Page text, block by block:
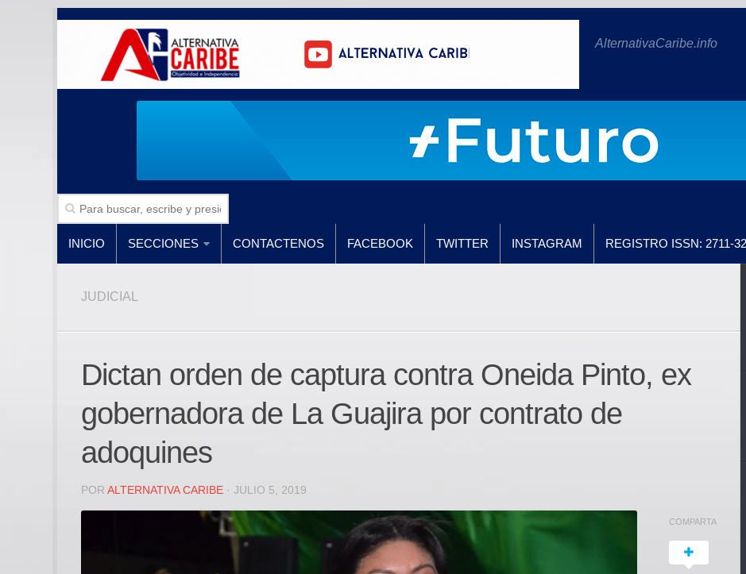
AlternativaCaribe.info
INICIO SECCIONES CONTACTENOS FACEBOOK TWITTER INSTAGRAM REGISTRO ISSN: 2711-
JUDICIAL
Dictan orden de captura contra Oneida Pinto, ex
gobernadora de La Guajira por contrato de
adoquines
POR ALTERNATIVA CARIBE · JULIO 5, 2019
COMPARTA